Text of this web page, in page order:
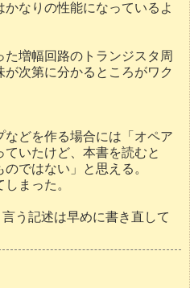
なりの性能になっているよ
増幅回路のトランジスタ周
次第に分かるところがワク
どを作る場合には「オペア
いたけど、本書を読むと
ではない」と思える。
まった。
う記述は早めに書き直して